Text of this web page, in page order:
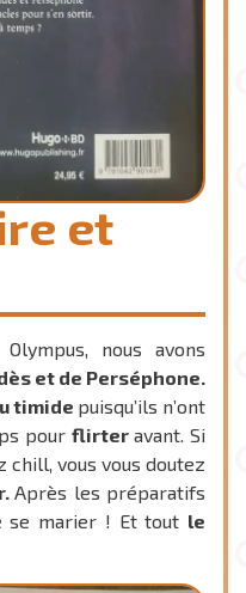
et
nous avons
et de Perséphone.
timide puisqu’ils n’ont
pour flirter avant. Si
chill, vous vous doutez
Après les préparatifs
se marier ! Et tout le